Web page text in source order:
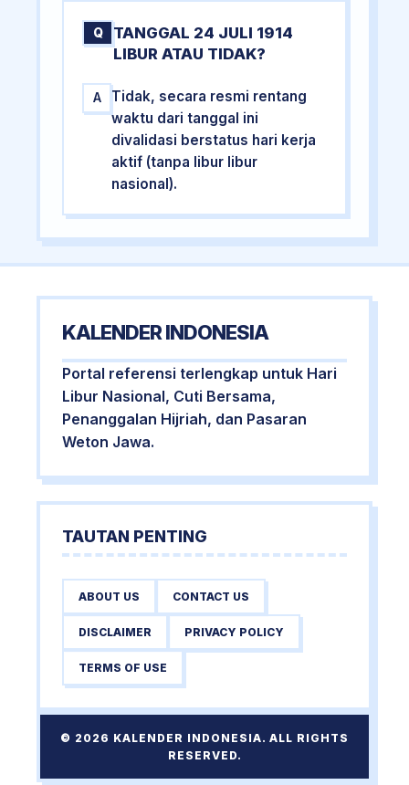
Q
TANGGAL 24 JULI 1914
LIBUR ATAU TIDAK?
A
Tidak, secara resmi rentang
waktu dari tanggal ini
divalidasi berstatus hari kerja
aktif (tanpa libur libur
nasional).
KALENDER INDONESIA
Portal referensi terlengkap untuk Hari
Libur Nasional, Cuti Bersama,
Penanggalan Hijriah, dan Pasaran
Weton Jawa.
TAUTAN PENTING
ABOUT US CONTACT US
DISCLAIMER PRIVACY POLICY
TERMS OF USE
© 2026 KALENDER INDONESIA. ALL RIGHTS
RESERVED.